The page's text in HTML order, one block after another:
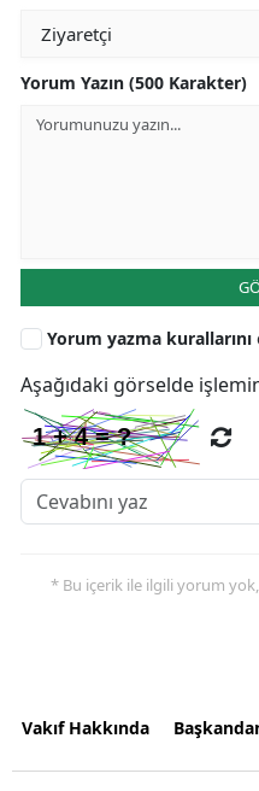
Yorum Yazın (500 Karakter)
Yorum yazma kurallarını
Aşağıdaki görselde
* Bu içerik ile ilgili yorum
Vakıf Hakkında